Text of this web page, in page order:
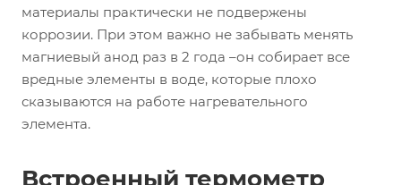
материалы практически не подвержены
коррозии. При этом важно не забывать менять
магниевый анод раз в 2 года –он собирает все
вредные элементы в воде, которые плохо
сказываются на работе нагревательного
элемента.
Встроенный термометр